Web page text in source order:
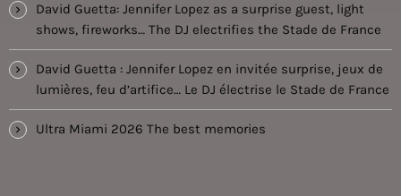
David Guetta: Jennifer Lopez as a surprise guest, light
shows, fireworks… The DJ electrifies the Stade de France
David Guetta : Jennifer Lopez en invitée surprise, jeux de
lumières, feu d’artifice… Le DJ électrise le Stade de France
Ultra Miami 2026 The best memories